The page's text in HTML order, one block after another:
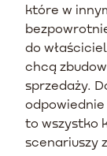
które w
do
chcą
sprzedaży.
to wszystko
scenariuszy